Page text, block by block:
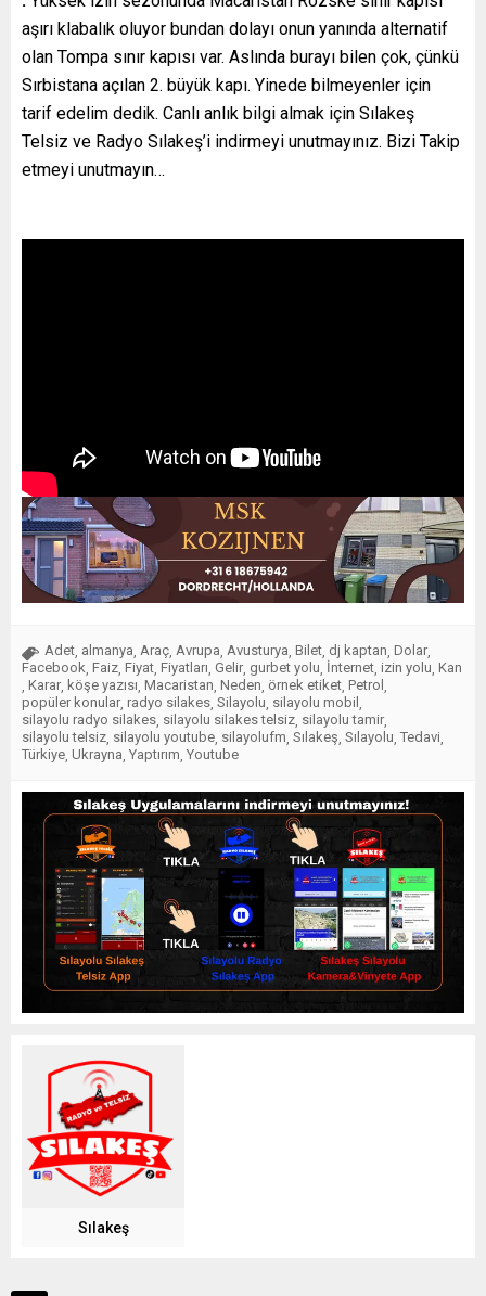
aşırı klabalık oluyor bundan dolayı onun yanında alternatif
olan Tompa sınır kapısı var. Aslında burayı bilen çok, çünkü
Sırbistana açılan 2. büyük kapı. Yinede bilmeyenler için
tarif edelim dedik. Canlı anlık bilgi almak için Sılakeş
Telsiz ve Radyo Sılakeş’i indirmeyi unutmayınız. Bizi Takip
etmeyi unutmayın…
Adet almanya Araç Avrupa Avusturya Bilet dj kaptan Dolar
Facebook Faiz Fiyat Fiyatları Gelir gurbet yolu İnternet izin yolu Kan
Karar köşe yazısı Macaristan Neden örnek etiket Petrol
popüler konular radyo silakes Silayolu silayolu mobil
silayolu radyo silakes silayolu silakes telsiz silayolu tamir
silayolu telsiz silayolu youtube silayolufm Sılakeş Sılayolu Tedavi
Türkiye Ukrayna Yaptırım Youtube
Sılakeş